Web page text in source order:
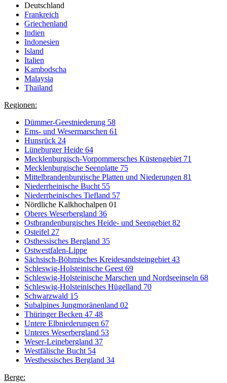
Deutschland
Frankreich
Griechenland
Indien
Indonesien
Island
Italien
Kambodscha
Malaysia
Thailand
Regionen:
Dümmer-Geestniederung 58
Ems- und Wesermarschen 61
Hunsrück 24
Lüneburger Heide 64
Mecklenburgisch-Vorpommersches Küstengebiet 71
Mecklenburgische Seenplatte 75
Mittelbrandenburgische Platten und Niederungen 81
Niederrheinische Bucht 55
Niederrheinisches Tiefland 57
Nördliche Kalkhochalpen 01
Oberes Weserbergland 36
Ostbrandenburgisches Heide- und Seengebiet 82
Osteifel 27
Osthessisches Bergland 35
Ostwestfalen-Lippe
Sächsisch-Böhmisches Kreidesandsteingebiet 43
Schleswig-Holsteinische Geest 69
Schleswig-Holsteinische Marschen und Nordseeinseln 68
Schleswig-Holsteinisches Hügelland 70
Schwarzwald 15
Subalpines Jungmoränenland 02
Thüringer Becken 47 48
Untere Elbniederungen 67
Unteres Weserbergland 53
Weser-Leinebergland 37
Westfälische Bucht 54
Westhessisches Bergland 34
Berge: